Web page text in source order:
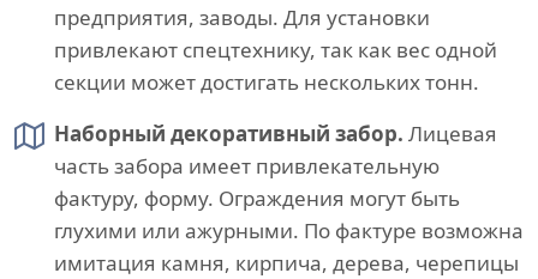
предприятия, заводы. Для установки
привлекают спецтехнику, так как вес одной
секции может достигать нескольких тонн.
Наборный декоративный забор. Лицевая
часть забора имеет привлекательную
фактуру, форму. Ограждения могут быть
глухими или ажурными. По фактуре возможна
имитация камня, кирпича, дерева, черепицы